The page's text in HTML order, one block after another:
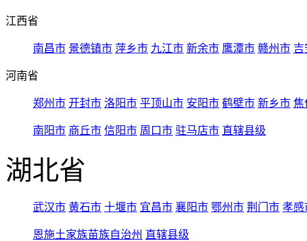
江西省
南昌市 景德镇市 萍乡市 九江市 新余市 鹰潭市 赣州市 吉
河南省
郑州市 开封市 洛阳市 平顶山市 安阳市 鹤壁市 新乡市 焦
南阳市 商丘市 信阳市 周口市 驻马店市 直辖县级
湖北省
武汉市 黄石市 十堰市 宜昌市 襄阳市 鄂州市 荆门市 孝感
恩施土家族苗族自治州 直辖县级